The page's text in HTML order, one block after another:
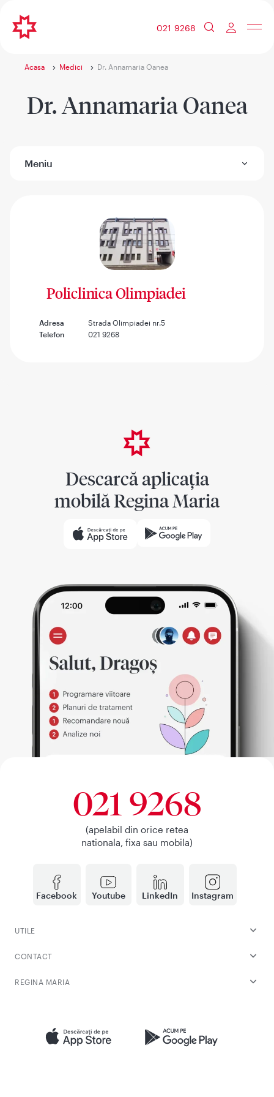
021 9268
Acasa Medici Dr. Annamaria Oanea
Dr. Annamaria Oanea
Meniu
Policlinica Olimpiadei
Adresa
Strada Olimpiadei nr.5
Telefon
021 9268
Descarcă aplicația
mobilă Regina Maria
Facebook Youtube LinkedIn Instagram
021 9268
(apelabil din orice retea
nationala, fixa sau mobila)
UTILE
CONTACT
REGINA MARIA